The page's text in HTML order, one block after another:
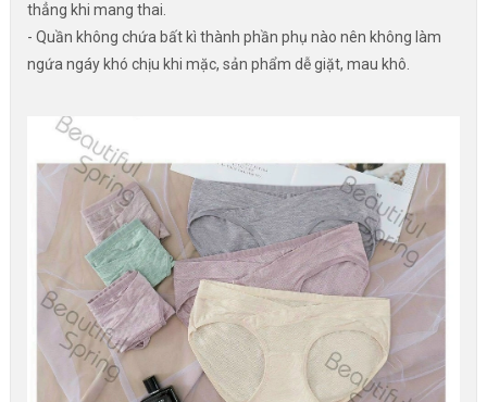
thẳng khi mang thai.
- Quần không chứa bất kì thành phần phụ nào nên không làm
ngứa ngáy khó chịu khi mặc, sản phẩm dễ giặt, mau khô.